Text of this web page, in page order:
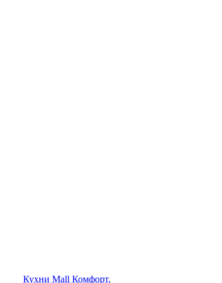
Кухни Mall Комфорт,